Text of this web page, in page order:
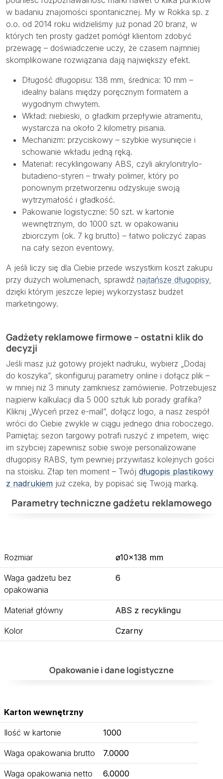
w badaniu znajomości spontanicznej. My w Rokka sp. z
o.o. od 2014 roku widzieliśmy już ponad 20 branż, w
których ten prosty gadżet pomógł klientom zdobyć
przewagę – doświadczenie uczy, że czasem najmniej
skomplikowane rozwiązania dają największy efekt.
Długość długopisu: 138 mm, średnica: 10 mm –
idealny balans między poręcznym formatem a
wygodnym chwytem.
Wkład: niebieski, o gładkim przepływie atramentu,
wystarcza na około 2 kilometry pisania.
Mechanizm: przyciskowy – szybkie wysunięcie i
schowanie wkładu jedną ręką.
Materiał: recyklingowany ABS, czyli akrylonitrylo-
butadieno-styren – trwały polimer, który po
ponownym przetworzeniu odzyskuje swoją
wytrzymałość i gładkość.
Pakowanie logistyczne: 50 szt. w kartonie
wewnętrznym, do 1000 szt. w opakowaniu
zbiorczym (ok. 7 kg brutto) – łatwo policzyć zapas
na cały sezon eventowy.
A jeśli liczy się dla Ciebie przede wszystkim koszt zakupu
przy dużych wolumenach, sprawdź najtańsze długopisy,
dzięki którym jeszcze lepiej wykorzystasz budżet
marketingowy.
Gadżety reklamowe firmowe – ostatni klik do
decyzji
Jeśli masz już gotowy projekt nadruku, wybierz „Dodaj
do koszyka”, skonfiguruj parametry online i dołącz plik –
w mniej niż 3 minuty zamkniesz zamówienie. Potrzebujesz
najpierw kalkulacji dla 5 000 sztuk lub porady grafika?
Kliknij „Wyceń przez e-mail”, dołącz logo, a nasz zespół
wróci do Ciebie zwykle w ciągu jednego dnia roboczego.
Pamiętaj: sezon targowy potrafi ruszyć z impetem, więc
im szybciej zapewnisz sobie swoje personalizowane
długopisy RABS, tym pewniej przywitasz kolejnych gości
na stoisku. Złap ten moment – Twój długopis plastikowy
z nadrukiem już czeka, by popisać się Twoją marką.
Parametry techniczne gadżetu reklamowego
Rozmiar ø10×138 mm
Waga gadżetu bez
opakowania
6
Materiał główny ABS z recyklingu
Kolor Czarny
Opakowanie i dane logistyczne
Karton wewnętrzny
Ilość w kartonie 1000
Waga opakowania brutto 7.0000
Waga opakowania netto 6.0000